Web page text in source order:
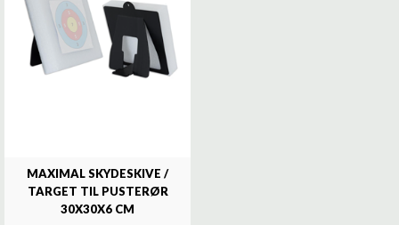
MAXIMAL SKYDESKIVE /
TARGET TIL PUSTERØR
30X30X6 CM